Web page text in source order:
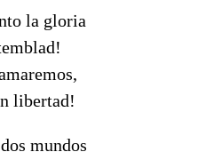
la gloria
libertad!
mundos